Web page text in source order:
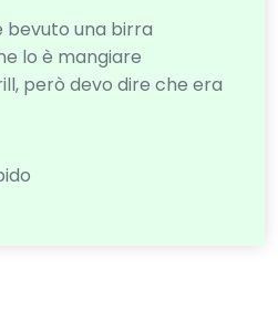
bevuto una birra
lo è mangiare
però devo dire che era